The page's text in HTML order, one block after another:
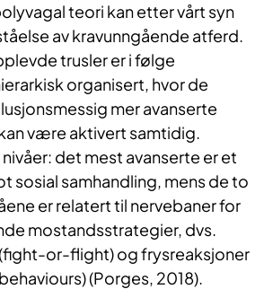
teori kan etter vårt syn
av kravunngående atferd.
trusler er i følge
organisert, hvor de
mer avanserte
være aktivert samtidig.
det mest avanserte er et
sosial samhandling, mens de to
er relatert til nervebaner for
mostandsstrategier, dvs.
or-flight) og frysreaksjoner
(Porges, 2018).